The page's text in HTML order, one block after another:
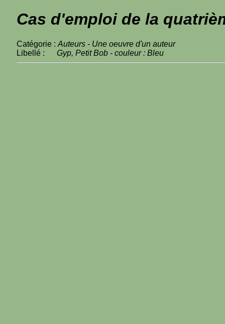
Cas d'emploi de la
Catégorie : Auteurs - Une oeuvre d'un auteur
Libellé : Gyp, Petit Bob - couleur : Bleu